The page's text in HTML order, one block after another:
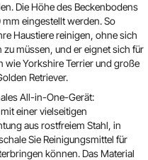
Die Höhe des Beckenbodens
mm eingestellt werden. So
Haustiere reinigen, ohne sich
zu müssen, und er eignet sich für
wie Yorkshire Terrier und große
Retriever.
All-in-One-Gerät:
einer vielseitigen
aus rostfreiem Stahl, in
Sie Reinigungsmittel für
können. Das Material